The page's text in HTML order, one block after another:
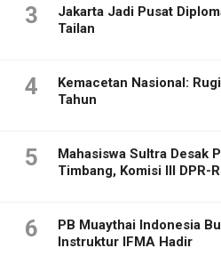
3
Jakarta Jadi Pusat
Tailan
4
Kemacetan Nasional:
Tahun
5
Mahasiswa Sultra Desak
Timbang, Komisi III DPR-
6
PB Muaythai Indonesia
Instruktur IFMA Hadir